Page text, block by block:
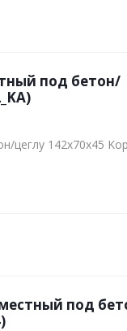
под бетон/
цеглу 142х70х45
под